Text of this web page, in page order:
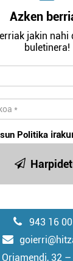
Azken
jakin nahi
buletinera!
Politika
943 16
Oriamendi, 32 –